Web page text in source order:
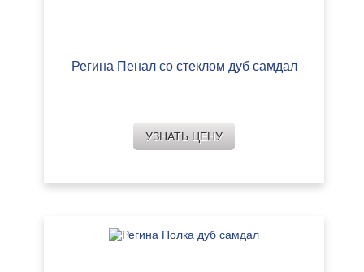
Регина Пенал со стеклом дуб самдал
УЗНАТЬ ЦЕНУ